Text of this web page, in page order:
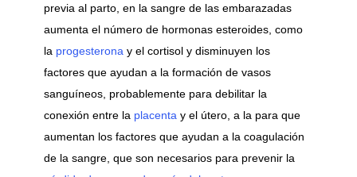
previa al parto, en la sangre de las embarazadas
aumenta el número de hormonas esteroides, como
la progesterona y el cortisol y disminuyen los
factores que ayudan a la formación de vasos
sanguíneos, probablemente para debilitar la
conexión entre la placenta y el útero, a la para que
aumentan los factores que ayudan a la coagulación
de la sangre, que son necesarios para prevenir la